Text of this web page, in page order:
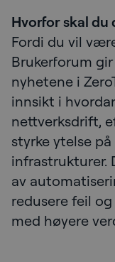
Hvorfor skal du
Fordi du vil
Brukerforum
nyhetene i
innsikt i
nettverksdrift,
styrke ytelse
infrastrukturer.
av
redusere feil
med høyere